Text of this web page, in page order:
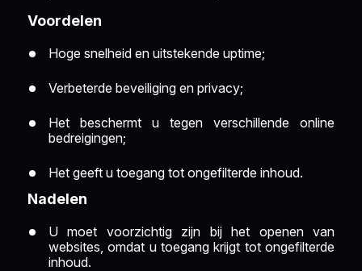
Voordelen
Hoge snelheid en uitstekende uptime;
Verbeterde beveiliging en privacy;
Het beschermt u tegen verschillende online
bedreigingen;
Het geeft u toegang tot ongefilterde inhoud.
Nadelen
U moet voorzichtig zijn bij het openen van
websites, omdat u toegang krijgt tot ongefilterde
inhoud.